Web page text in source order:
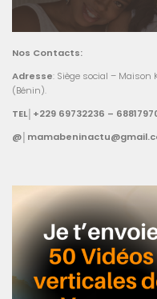
Nos Contacts:
Adresse: Siège social – Maison
(Bénin).
TEL│+229 69732236 –